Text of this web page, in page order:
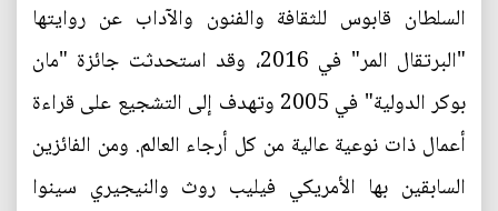
السلطان قابوس للثقافة والفنون والآداب عن روايتها
"البرتقال المر" في 2016، وقد استحدثت جائزة "مان
بوكر الدولية" في 2005 وتهدف إلى التشجيع على قراءة
أعمال ذات نوعية عالية من كل أرجاء العالم. ومن الفائزين
السابقين بها الأمريكي فيليب روث والنيجيري سينوا